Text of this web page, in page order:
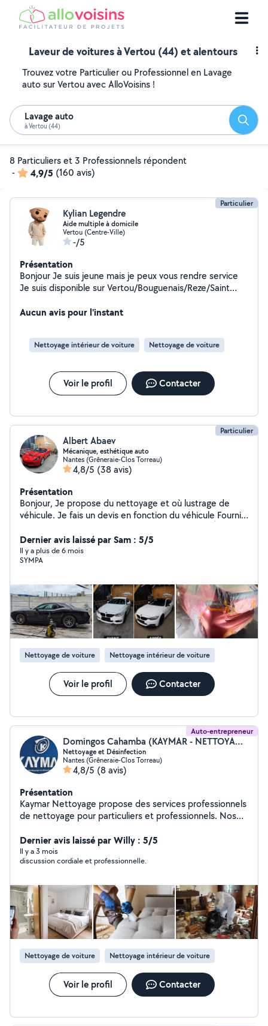
Laveur de voitures à Vertou (44) et alentours
Trouvez votre Particulier ou Professionnel en Lavage
auto sur Vertou avec AlloVoisins !
Lavage auto
à Vertou (44)
8 Particuliers et 3 Professionnels répondent
-
4,9/5 (160 avis)
Particulier
Kylian Legendre
Aide multiple à domicile
Vertou (Centre-Ville)
-/5
Présentation
Bonjour Je suis jeune mais je peux vous rendre service
Je suis disponible sur Vertou/Bouguenais/Reze/Saint
aller à la déchèterie - entretien de jardin (
nettoyer votre voiture ( intérieur/extérieur ) N'hésitez
pas Au plaisir de vous rendre service
Aucun avis pour l'instant
Nettoyage intérieur de voiture Nettoyage de voiture
Voir le profil Contacter
Particulier
Albert Abaev
Mécanique, esthétique auto
Nantes (Grêneraie-Clos Torreau)
4,8/5 (38 avis)
Présentation
Bonjour, Je propose du nettoyage et où lustrage de
véhicule. Je fais un devis en fonction du véhicule Fournir
Du Salon Polissage Vitres teintées Phares Teintés
Polissage des phares Peinture Des Disques Installation
Dernier avis laissé par Sam : 5/5
Il y a plus de 6 mois
SYMPA
Nettoyage de voiture Nettoyage intérieur de voiture
Voir le profil Contacter
Auto-entrepreneur
Domingos Cahamba (KAYMAR - NETTOYAGE ET DESINFECTION)
Nettoyage et Désinfection
Nantes (Grêneraie-Clos Torreau)
4,8/5 (8 avis)
Présentation
Kaymar Nettoyage propose des services professionnels
de nettoyage pour particuliers et professionnels. Nos
Nettoyage d'appartements et maisons Nettoyage
Airbnb Avant déménagement / après
emménagement/Après départ de locataire Nettoyage
de fin de chantier Nettoyage Diogène et logements
insalubres Travail soigné, ponctualité, devis gratuit et
satisfaction garantie. Devis gratuit sur photos ou visite
Disponible 7j/7
Dernier avis laissé par Willy : 5/5
Il y a 3 mois
discussion cordiale et professionnelle.
Nettoyage de voiture Nettoyage intérieur de voiture
Voir le profil Contacter